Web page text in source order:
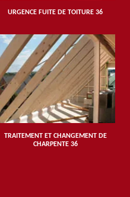
URGENCE FUITE DE TOITURE 36
TRAITEMENT ET CHANGEMENT DE
CHARPENTE 36